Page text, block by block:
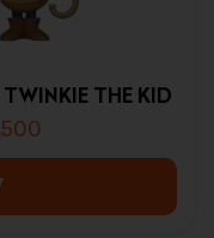
THE KID